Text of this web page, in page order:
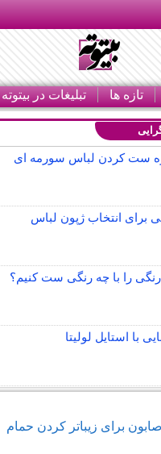
تازه ها تبلیغات در بیتوته
ست کردن لباس سورمه ای
برای انتخاب ژپون لباس
را با چه رنگی ست کنیم؟
با استایل لولیتا
برای زیباتر کردن حمام